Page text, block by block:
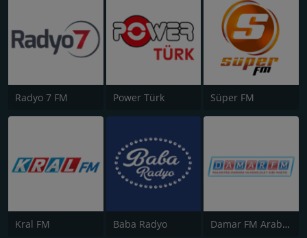
Radyo 7 FM Power Türk Süper FM
Kral FM Baba Radyo Damar FM Arabesk Radyo